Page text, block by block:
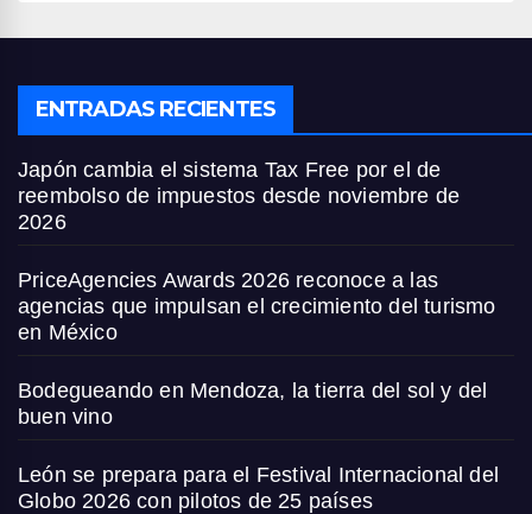
ENTRADAS RECIENTES
Japón cambia el sistema Tax Free por el de
reembolso de impuestos desde noviembre de
2026
PriceAgencies Awards 2026 reconoce a las
agencias que impulsan el crecimiento del turismo
en México
Bodegueando en Mendoza, la tierra del sol y del
buen vino
León se prepara para el Festival Internacional del
Globo 2026 con pilotos de 25 países